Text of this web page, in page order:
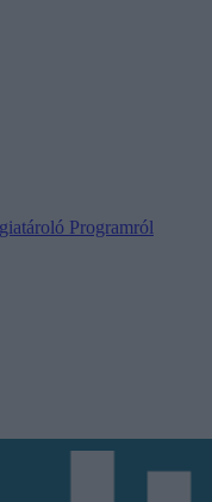
Programról